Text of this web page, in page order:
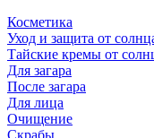
Косметика
Уход и защита от
Тайские кремы от
Для загара
После загара
Для лица
Очищение
Скрабы